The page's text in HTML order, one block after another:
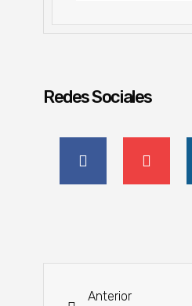
Redes Sociales
Anterior